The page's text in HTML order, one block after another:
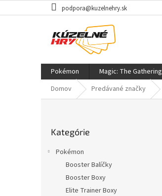
na
podpora@kuzelnehry.sk
Pokémon Magic: The Gathering
Domov
Predávané značky
kategórie
Kategórie
Pokémon
Booster Balíčky
Booster Boxy
Elite Trainer Boxy